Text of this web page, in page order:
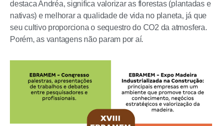
destaca Andréa, significa valorizar as florestas (plantadas e
nativas) e melhorar a qualidade de vida no planeta, já que
seu cultivo proporciona o sequestro do CO2 da atmosfera.
Porém, as vantagens não param por aí.